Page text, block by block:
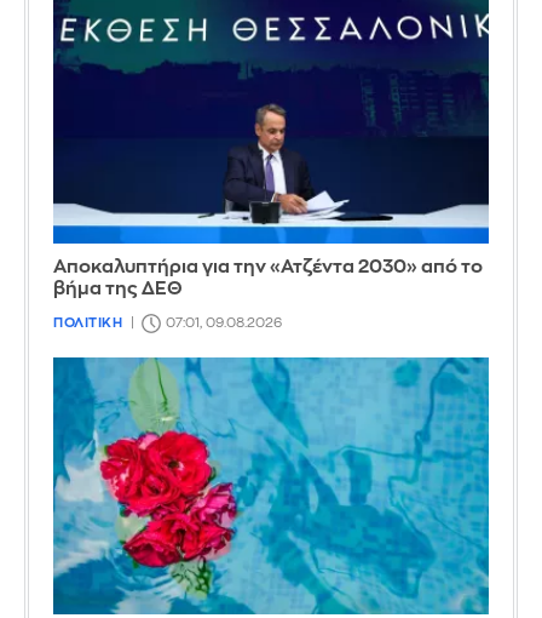
Αποκαλυπτήρια για την «Ατζέντα 2030» από το
βήμα της ΔΕΘ
ΠΟΛΙΤΙΚΗ 07:01, 09.08.2026